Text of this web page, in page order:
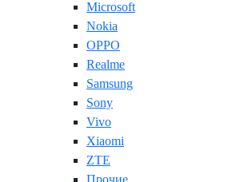
Microsoft
Nokia
OPPO
Realme
Samsung
Sony
Vivo
Xiaomi
ZTE